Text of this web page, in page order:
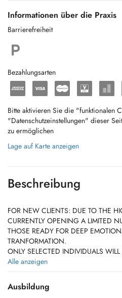
Informationen über die Praxis
Barrierefreiheit
Bezahlungsarten
Bitte aktivieren Sie die "funktionalen
"Datenschutzeinstellungen" dieser
zu ermöglichen
Lage auf Karte anzeigen
Beschreibung
FOR NEW CLIENTS: DUE TO THE
CURRENTLY OPENING A LIMITED
THOSE READY FOR DEEP
TRANFORMATION.
ONLY SELECTED INDIVIDUALS
AS A GENERAL RULE, WE NO
UNLESS YOU HAVE AN
ALREADY EXISTING PATIENT.
Alle anzeigen
Ausbildung